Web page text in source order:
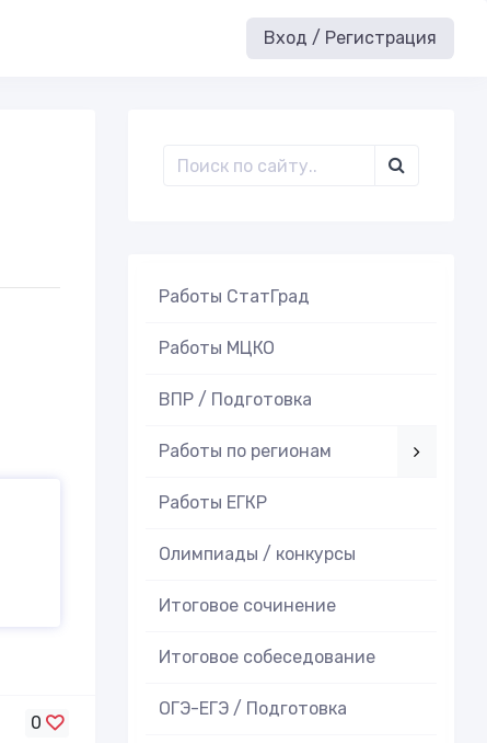
Вход / Регистрация
0
Работы СтатГрад
Работы МЦКО
ВПР / Подготовка
Работы по регионам
Работы ЕГКР
Олимпиады / конкурсы
Итоговое cочинение
Итоговое cобеседование
ОГЭ-ЕГЭ / Подготовка